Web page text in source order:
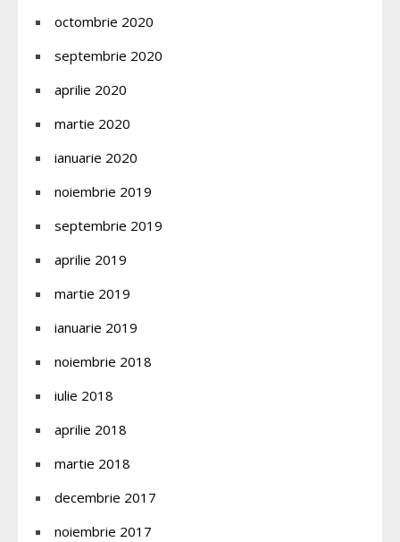
octombrie 2020
septembrie 2020
aprilie 2020
martie 2020
ianuarie 2020
noiembrie 2019
septembrie 2019
aprilie 2019
martie 2019
ianuarie 2019
noiembrie 2018
iulie 2018
aprilie 2018
martie 2018
decembrie 2017
noiembrie 2017